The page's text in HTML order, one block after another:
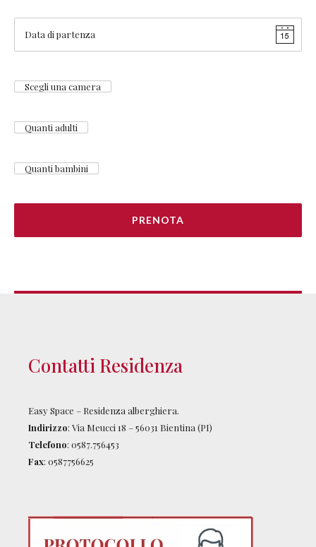
PRENOTA
Contatti Residenza
Easy Space – Residenza alberghiera.
Indirizzo: Via Meucci 18 – 56031 Bientina (PI)
Telefono: 0587.756453
Fax: 0587756625